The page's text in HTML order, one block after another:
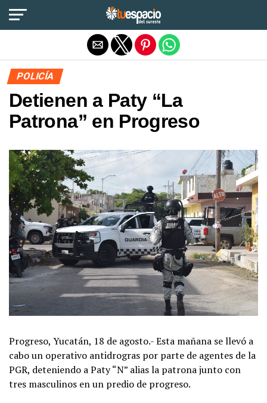
POLICÍA
Detienen a Paty “La
Patrona” en Progreso
Progreso, Yucatán, 18 de agosto.- Esta mañana se llevó a
cabo un operativo antidrogras por parte de agentes de la
PGR, deteniendo a Paty “N” alias la patrona junto con
tres masculinos en un predio de progreso.
Salir de la versión móvil